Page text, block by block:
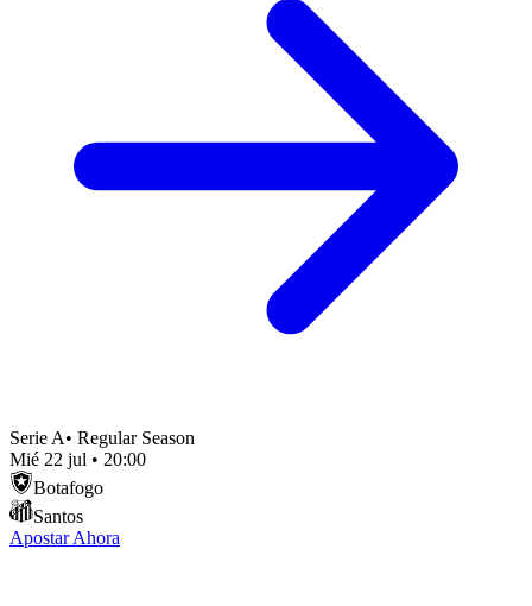
Serie A• Regular Season
Mié 22 jul • 20:00
Botafogo
Santos
Apostar Ahora